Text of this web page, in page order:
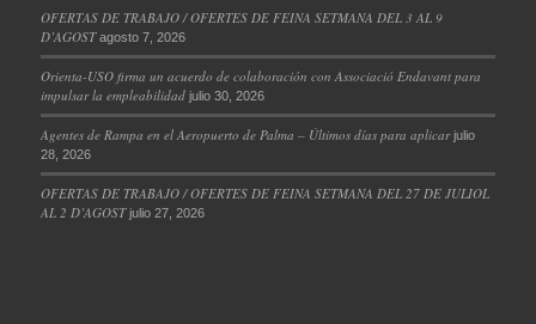
OFERTAS DE TRABAJO / OFERTES DE FEINA SETMANA DEL 3 AL 9
D’AGOST agosto 7, 2026
Orienta-USO firma un acuerdo de colaboración con Associació Endavant para
impulsar la empleabilidad julio 30, 2026
Agentes de Rampa en el Aeropuerto de Palma – Últimos días para aplicar julio
28, 2026
OFERTAS DE TRABAJO / OFERTES DE FEINA SETMANA DEL 27 DE JULIOL
AL 2 D’AGOST julio 27, 2026